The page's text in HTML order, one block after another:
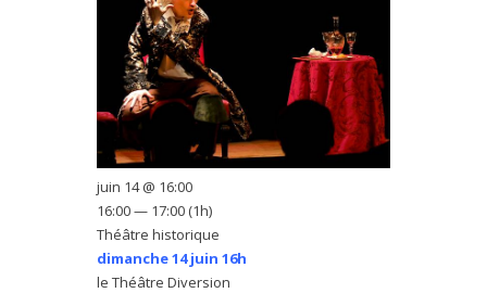
Théâtre historique
dimanche 14 juin 16h
le Théâtre Diversion
juin 14 @ 16:00
16:00 — 17:00 (1h)